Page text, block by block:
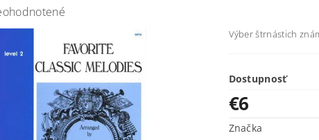
Výber štrnástich
Dostupnosť
€6
Značka